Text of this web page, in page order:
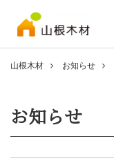
山根木材 お知らせ
お知らせ